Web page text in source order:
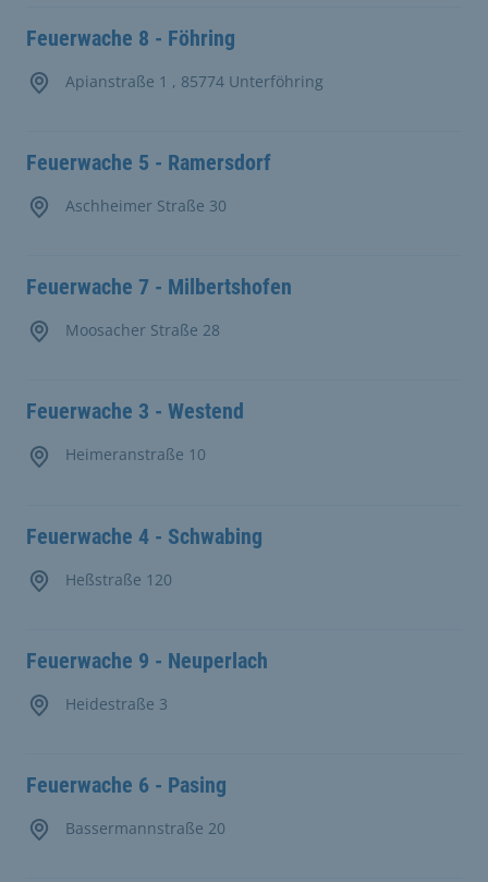
Feuerwache 8 - Föhring
Apianstraße 1 , 85774 Unterföhring
Feuerwache 5 - Ramersdorf
Aschheimer Straße 30
Feuerwache 7 - Milbertshofen
Moosacher Straße 28
Feuerwache 3 - Westend
Heimeranstraße 10
Feuerwache 4 - Schwabing
Heßstraße 120
Feuerwache 9 - Neuperlach
Heidestraße 3
Feuerwache 6 - Pasing
Bassermannstraße 20